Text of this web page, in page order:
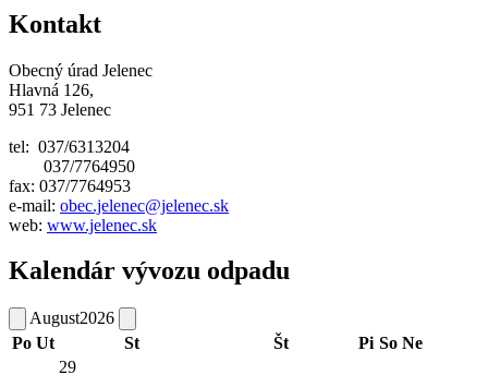
Kontakt
Obecný úrad Jelenec
Hlavná 126,
951 73 Jelenec
tel: 037/6313204
037/7764950
fax: 037/7764953
e-mail: obec.jelenec@jelenec.sk
web: www.jelenec.sk
Kalendár vývozu odpadu
August2026
Po Ut St Št Pi So Ne
29